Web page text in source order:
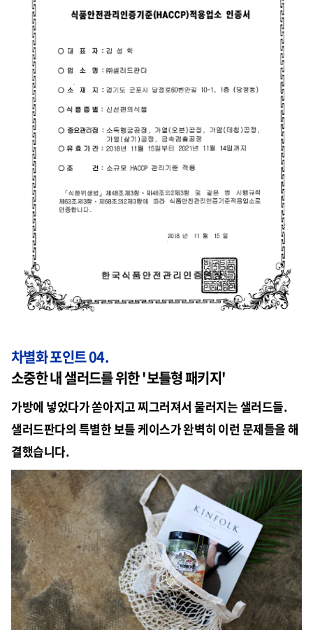
차별화 포인트 04.
소중한 내 샐러드를 위한 '보틀형 패키지'
가방에 넣었다가 쏟아지고 찌그러져서 물러지는 샐러드들.
샐러드판다의 특별한 보틀 케이스가 완벽히 이런 문제들을 해
결했습니다.